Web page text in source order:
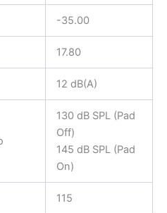
-35.00
17.80
12 dB(A)
130 dB SPL (Pad
Off)
145 dB SPL (Pad
On)
115